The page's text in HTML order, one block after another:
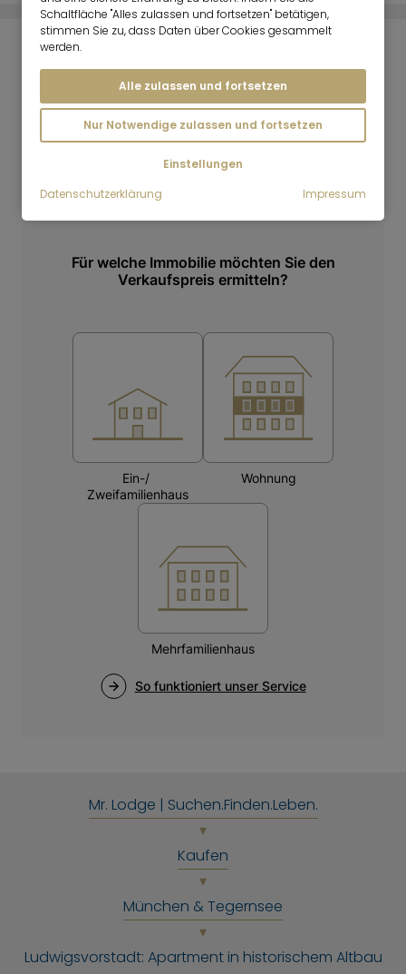
Mr. Lodge | Suchen.Finden.Leben.
Kaufen
München & Tegernsee
Ludwigsvorstadt: Apartment in historischem Altbau
Schaltfläche "Alles zulassen und fortsetzen" betätigen,
stimmen Sie zu, dass Daten über Cookies gesammelt
werden.
Alle zulassen und fortsetzen
Nur Notwendige zulassen und fortsetzen
Einstellungen
Datenschutzerklärung
Impressum